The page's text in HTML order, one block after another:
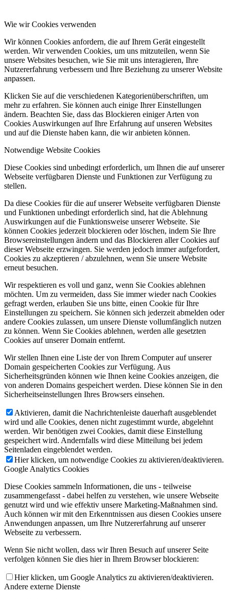
Wie wir Cookies verwenden
Wir können Cookies anfordern, die auf Ihrem Gerät eingestellt
werden. Wir verwenden Cookies, um uns mitzuteilen, wenn Sie
unsere Websites besuchen, wie Sie mit uns interagieren, Ihre
Nutzererfahrung verbessern und Ihre Beziehung zu unserer Website
anpassen.
Klicken Sie auf die verschiedenen Kategorienüberschriften, um
mehr zu erfahren. Sie können auch einige Ihrer Einstellungen
ändern. Beachten Sie, dass das Blockieren einiger Arten von
Cookies Auswirkungen auf Ihre Erfahrung auf unseren Websites
und auf die Dienste haben kann, die wir anbieten können.
Notwendige Website Cookies
Diese Cookies sind unbedingt erforderlich, um Ihnen die auf unserer
Webseite verfügbaren Dienste und Funktionen zur Verfügung zu
stellen.
Da diese Cookies für die auf unserer Webseite verfügbaren Dienste
und Funktionen unbedingt erforderlich sind, hat die Ablehnung
Auswirkungen auf die Funktionsweise unserer Webseite. Sie
können Cookies jederzeit blockieren oder löschen, indem Sie Ihre
Browsereinstellungen ändern und das Blockieren aller Cookies auf
dieser Webseite erzwingen. Sie werden jedoch immer aufgefordert,
Cookies zu akzeptieren / abzulehnen, wenn Sie unsere Website
erneut besuchen.
Wir respektieren es voll und ganz, wenn Sie Cookies ablehnen
möchten. Um zu vermeiden, dass Sie immer wieder nach Cookies
gefragt werden, erlauben Sie uns bitte, einen Cookie für Ihre
Einstellungen zu speichern. Sie können sich jederzeit abmelden oder
andere Cookies zulassen, um unsere Dienste vollumfänglich nutzen
zu können. Wenn Sie Cookies ablehnen, werden alle gesetzten
Cookies auf unserer Domain entfernt.
Wir stellen Ihnen eine Liste der von Ihrem Computer auf unserer
Domain gespeicherten Cookies zur Verfügung. Aus
Sicherheitsgründen können wie Ihnen keine Cookies anzeigen, die
von anderen Domains gespeichert werden. Diese können Sie in den
Sicherheitseinstellungen Ihres Browsers einsehen.
Aktivieren, damit die Nachrichtenleiste dauerhaft ausgeblendet
wird und alle Cookies, denen nicht zugestimmt wurde, abgelehnt
werden. Wir benötigen zwei Cookies, damit diese Einstellung
gespeichert wird. Andernfalls wird diese Mitteilung bei jedem
Seitenladen eingeblendet werden.
Hier klicken, um notwendige Cookies zu aktivieren/deaktivieren.
Google Analytics Cookies
Diese Cookies sammeln Informationen, die uns - teilweise
zusammengefasst - dabei helfen zu verstehen, wie unsere Webseite
genutzt wird und wie effektiv unsere Marketing-Maßnahmen sind.
Auch können wir mit den Erkenntnissen aus diesen Cookies unsere
Anwendungen anpassen, um Ihre Nutzererfahrung auf unserer
Webseite zu verbessern.
Wenn Sie nicht wollen, dass wir Ihren Besuch auf unserer Seite
verfolgen können Sie dies hier in Ihrem Browser blockieren:
Hier klicken, um Google Analytics zu aktivieren/deaktivieren.
Andere externe Dienste